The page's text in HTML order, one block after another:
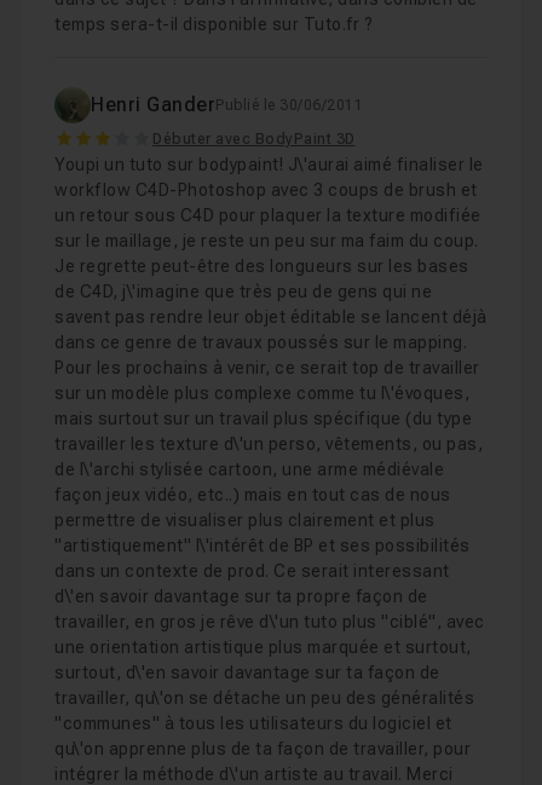
temps sera-t-il disponible sur Tuto.fr ?
Henri Gander Publié le 30/06/2011
3 Débuter avec BodyPaint 3D
Youpi un tuto sur bodypaint! J\'aurai aimé finaliser le
workflow C4D-Photoshop avec 3 coups de brush et
un retour sous C4D pour plaquer la texture modifiée
sur le maillage, je reste un peu sur ma faim du coup.
Je regrette peut-être des longueurs sur les bases
de C4D, j\'imagine que très peu de gens qui ne
savent pas rendre leur objet éditable se lancent déjà
dans ce genre de travaux poussés sur le mapping.
Pour les prochains à venir, ce serait top de travailler
sur un modèle plus complexe comme tu l\'évoques,
mais surtout sur un travail plus spécifique (du type
travailler les texture d\'un perso, vêtements, ou pas,
de l\'archi stylisée cartoon, une arme médiévale
façon jeux vidéo, etc..) mais en tout cas de nous
permettre de visualiser plus clairement et plus
"artistiquement" l\'intérêt de BP et ses possibilités
dans un contexte de prod. Ce serait interessant
d\'en savoir davantage sur ta propre façon de
travailler, en gros je rêve d\'un tuto plus "ciblé", avec
une orientation artistique plus marquée et surtout,
surtout, d\'en savoir davantage sur ta façon de
travailler, qu\'on se détache un peu des généralités
"communes" à tous les utilisateurs du logiciel et
qu\'on apprenne plus de ta façon de travailler, pour
intégrer la méthode d\'un artiste au travail. Merci